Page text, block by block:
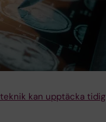
kan upptäcka tidig